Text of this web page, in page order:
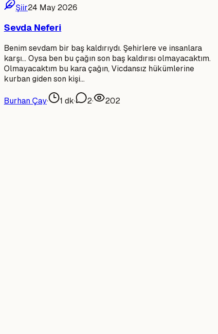
Şiir24 May 2026
Sevda Neferi
Benim sevdam bir baş kaldırıydı. Şehirlere ve insanlara
karşı... Oysa ben bu çağın son baş kaldırısı olmayacaktım.
Olmayacaktım bu kara çağın, Vicdansız hükümlerine
kurban giden son kişi...
Burhan Çay· 1 dk· 2· 202